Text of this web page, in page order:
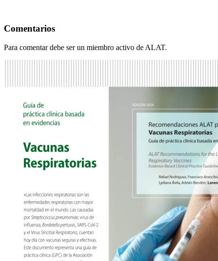
Comentarios
Para comentar debe ser un miembro activo de ALAT.